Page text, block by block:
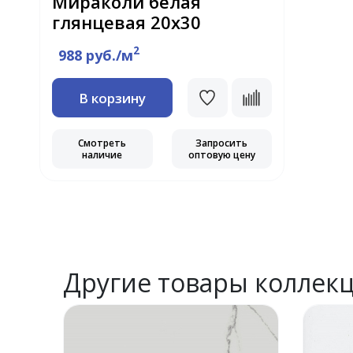
глянцевая 20х30
988 руб./м2
В корзину
Смотреть
наличие
Запросить
оптовую цену
Другие товары